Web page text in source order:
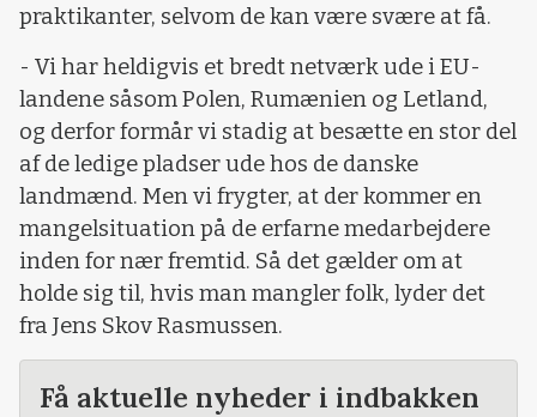
praktikanter, selvom de kan være svære at få.
- Vi har heldigvis et bredt netværk ude i EU-
landene såsom Polen, Rumænien og Letland,
og derfor formår vi stadig at besætte en stor del
af de ledige pladser ude hos de danske
landmænd. Men vi frygter, at der kommer en
mangelsituation på de erfarne medarbejdere
inden for nær fremtid. Så det gælder om at
holde sig til, hvis man mangler folk, lyder det
fra Jens Skov Rasmussen.
Få aktuelle nyheder i indbakken